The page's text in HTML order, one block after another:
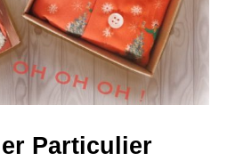
Particulier